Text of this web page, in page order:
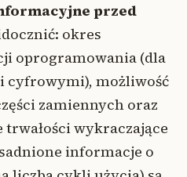
przed
okres
oprogramowania (dla
cyfrowymi), możliwość
zamiennych oraz
wykraczające
informacje o